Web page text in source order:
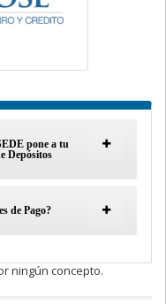
pone a tu
Depósitos
de Pago?
ningún concepto.